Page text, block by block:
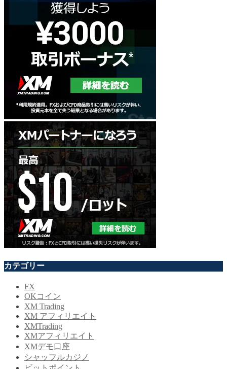
カテゴリー
FX
OKコイン
XM Trading
XM アフィリエイト
XMTrading
XMアフィリエイト
XMデモ口座
シャッフルカジノ